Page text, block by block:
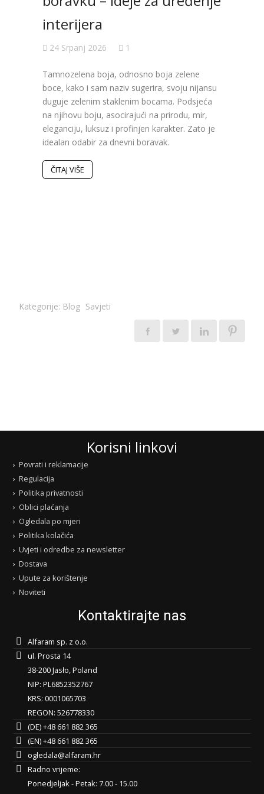
interijera
24 Srpanj 2026 1
Tamnozelena boja, odnosno boja zelene
boce, kako i sam naziv sugerira, svoju nijansu
duguje zelenim staklenim bocama. Podsjeća
na njihovu boju, asocirajući na prirodu, mir,
eleganciju, luksuz i profinjen karakter. Zato je
idealan odabir za dnevni boravak.
ČITAJ VIŠE
Kategorije: Blog Savjeti
Korisni linkovi
Povrati i reklamacije
Regulacija
Politika privatnosti
Oblici plaćanja
Ogledala po mjeri
Politika kolačića
Uvjeti i odredbe za newsletter
Dostava
Upute za korištenje
Noviteti
Kontaktirajte nas
Alfaram sp. z o.o.
ul. Prosta 14
38-200 Jasło, Poland
NIP: PL6852352767
KRS: 0001065703
REGON: 526778330
(DE) +48 661 882 365
(EN) +48 661 882 365
ogledala@alfaram.hr
Radno vrijeme:
Ponedjeljak - Petak: 7.00 - 15.00